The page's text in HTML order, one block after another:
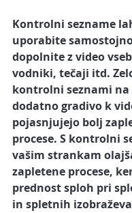
Kontrolni sezname
uporabite
dopolnite z video
vodniki, tečaji itd.
kontrolni seznami
dodatno gradivo k
pojasnjujejo bolj
procese. S kontrolni
vašim strankam
zapletene procese,
prednost sploh pri
in spletnih